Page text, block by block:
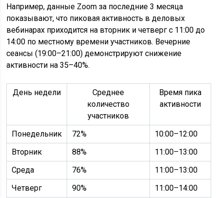
Например, данные Zoom за последние 3 месяца
показывают, что пиковая активность в деловых
вебинарах приходится на вторник и четверг с 11:00 до
14:00 по местному времени участников. Вечерние
сеансы (19:00–21:00) демонстрируют снижение
активности на 35–40%.
День недели
Среднее
количество
участников
Время пика
активности
Понедельник 72%
10:00–12:00
Вторник
88%
11:00–13:00
Среда
76%
11:00–13:00
Четверг
90%
11:00–14:00